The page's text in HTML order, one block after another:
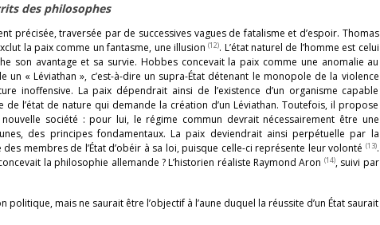
des philosophes
précisée, traversée par de successives vagues de fatalisme et d’espoir. Thomas
la paix comme un fantasme, une illusion(12). L’état naturel de l’homme est celui
son avantage et sa survie. Hobbes concevait la paix comme une anomalie au
« Léviathan », c’est-à-dire un supra-État détenant le monopole de la violence
inoffensive. La paix dépendrait ainsi de l’existence d’un organisme capable
l’état de nature qui demande la création d’un Léviathan. Toutefois, il propose
société : pour lui, le régime commun devrait nécessairement être une
des principes fondamentaux. La paix deviendrait ainsi perpétuelle par la
membres de l’État d’obéir à sa loi, puisque celle-ci représente leur volonté (13).
la philosophie allemande ? L’historien réaliste Raymond Aron (14), suivi par
mais ne saurait être l’objectif à l’aune duquel la réussite d’un État saurait